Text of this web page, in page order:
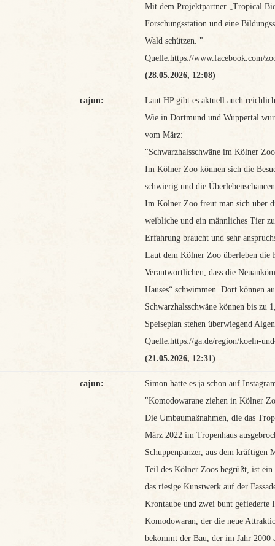
Mit dem Projektpartner „Tropical
Forschungsstation und eine
Wald schützen. "
Quelle:https://www.facebook.com/
(28.05.2026, 12:08)
cajun:
Laut HP gibt es aktuell auch
Wie in Dortmund und Wuppertal
vom März:
"Schwarzhalsschwäne im Kölner
Im Kölner Zoo können sich die
schwierig und die
Im Kölner Zoo freut man sich über
weibliche und ein männliches Tier
Erfahrung braucht und sehr
Laut dem Kölner Zoo überleben die
Verantwortlichen, dass die
Hauses“ schwimmen. Dort können
Schwarzhalsschwäne können bis
Speiseplan stehen überwiegend
Quelle:https://ga.de/region/koeln-
(21.05.2026, 12:31)
cajun:
Simon hatte es ja schon auf
"Komodowarane ziehen in Kölner
Die Umbaumaßnahmen, die das
März 2022 im Tropenhaus
Schuppenpanzer, aus dem
Teil des Kölner Zoos begrüßt, ist
das riesige Kunstwerk auf der
Krontaube und zwei bunt gefiederte
Komodowaran, der die neue
bekommt der Bau, der im Jahr 2000